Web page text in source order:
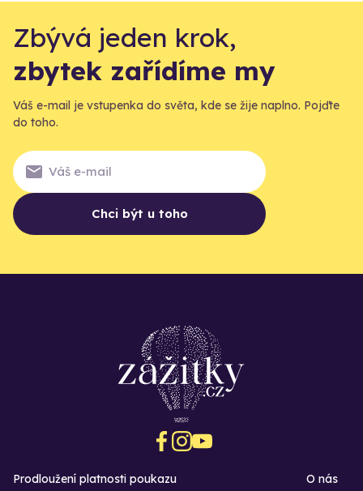
Zbývá jeden krok,
zbytek zařídíme my
Váš e-mail je vstupenka do světa, kde se žije naplno. Pojďte
do toho.
Chci být u toho
Prodloužení platnosti poukazu
O nás